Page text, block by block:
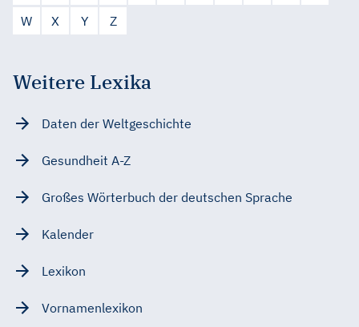
W
X Y Z
Weitere Lexika
Daten der Weltgeschichte
Gesundheit A-Z
Großes Wörterbuch der deutschen Sprache
Kalender
Lexikon
Vornamenlexikon